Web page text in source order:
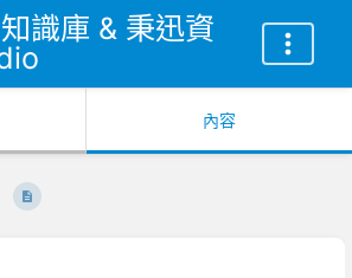
識庫 & 秉迅資
內容